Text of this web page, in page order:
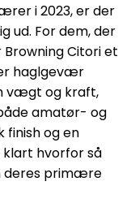
i 2023, er der
ud. For dem, der
Citori et
haglgevær
vægt og kraft,
amatør- og
finish og en
hvorfor så
deres primære